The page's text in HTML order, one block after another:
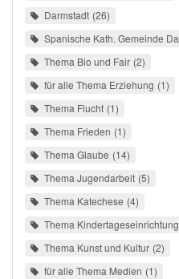
Darmstadt 26
Spanische Kath. Gemeinde
Thema Bio und Fair 2
für alle Thema Erziehung 1
Thema Flucht 1
Thema Frieden 1
Thema Glaube 14
Thema Jugendarbeit 5
Thema Katechese 4
Thema Kindertageseinrichtung
Thema Kunst und Kultur 2
für alle Thema Medien 1